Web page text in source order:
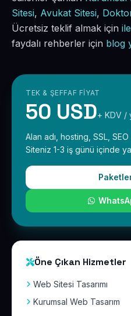
Sitesi, Avukat Sitesi,
Ücretsiz teklif almak için
faydalı rehberler için blog
TEK & ŞEFFAF FIYAT
50 USD+ KDV /
Alan adı, hosting, SSL,
Siteniz 1-3 iş günü içinde
Öne Çıkan Hizmetler
Web Sitesi Tasarımı
Kurumsal Web Tasarım